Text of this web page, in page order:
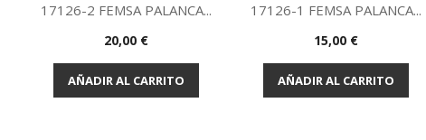
Vista rápida
17126-2 FEMSA PALANCA...
Precio
20,00 €
AÑADIR AL CARRITO
Vista rápida
17126-1 FEMSA PALANCA...
Precio
15,00 €
AÑADIR AL CARRITO